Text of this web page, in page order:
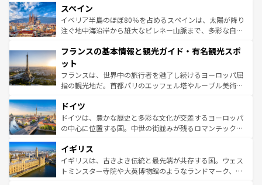
ろん、トスカーナの美しい田園風景やアマルフィ海岸の絶
景など、自然景観も見逃せない。観光の合間には、本場の
ピザやパスタなど、絶品のイタリア料理を堪能することも
ませてくれるイタリアで、忘れられない旅をしてみよう！
なお、新着のイタリア情報は
しい。
スペイン
イベリア半島のほぼ80％を占めるスペインは、太陽が降り
注ぐ地中海沿岸から雄大なピレネー山脈まで、多彩な自然
文化が根付くこの国では、情熱的なフラメンコ、熱気あふ
れる闘牛、そして美味しいタパスが生活の一部となってい
る。首都マドリードの洗練された雰囲気や、バルセロナの
アートに溢れた街角から、地方では古代ローマ遺跡や中世
せる。地方によって風土や気候が異なるスペインはその個
性で訪れる人を魅了する。 なお、新着のスペイン情報は コ
ンテンツ一覧を参照してほしい。
フランスの基本情報と観光ガイド・有名観光スポ
ット
フランスは、世界中の旅行者を魅了し続けるヨーロッパ屈
指の観光地だ。首都パリのエッフェル塔やルーブル美術館
で、幅広い魅力が詰まっている。華麗な宮殿、歴史的な大
聖堂、美しいビーチ、そして豊かな自然が、訪れる者を心
から魅了する。また、フランスは美食の国としても知ら
いる。シャンパンの発祥地であるランス、プロヴァンスの
香り高いラベンダー畑など、多彩な楽しみ方が可能だ。さ
らに、パリ以外の地域にも魅力が溢れており、どの街角に
ドイツ
ドイツは、豊かな歴史と多彩な文化が交差するヨーロッパ
の中心に位置する国。中世の街並みが残るロマンチック街
顔を持つこの国は、どこを歩いても飽きることがない。ベ
ルリンの文化的活気、バイエルン州のアルプスの絶景、そ
してライン川沿いのワイン畑といった風景は必見。ビール
イギリス
イギリスは、古きよき伝統と最先端が共存する国。ウェス
トミンスター寺院や大英博物館のようなランドマーク、歴